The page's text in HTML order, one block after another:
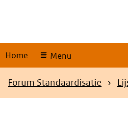
Home Menu
Kruimelpad
Forum Standaardisatie